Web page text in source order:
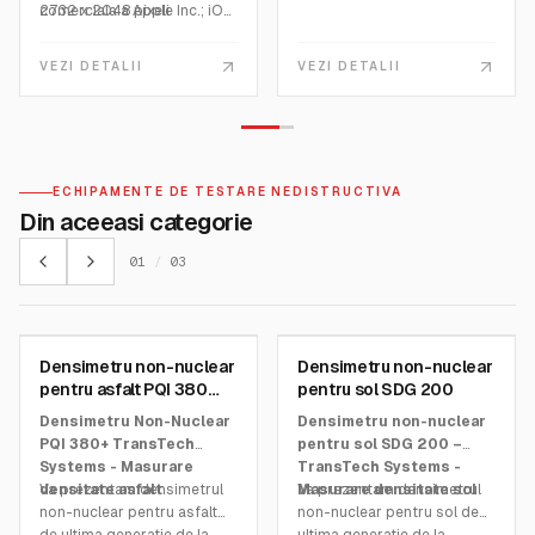
2732 x 2048 pixeli
comerciala a Apple Inc.; iOS
VEZI DETALII VEZI DETALII
ECHIPAMENTE DE TESTARE NEDISTRUCTIVA
Din aceeasi categorie
01 / 03
SKU:PQI380Plus
Densimetru non-nuclear
pentru asfalt PQI 380
Plus
Densimetru Non-Nuclear
PQI 380+ TransTech
Systems - Masurare
densitate asfalt
Va prezentam densimetrul
non-nuclear pentru asfalt
SKU:SDG200
Densimetru non-nuclear
pentru sol SDG 200
Densimetru non-nuclear
pentru sol SDG 200 –
TransTech Systems -
Masurare densitate sol
Va prezentam densimetrul
non-nuclear pentru sol de